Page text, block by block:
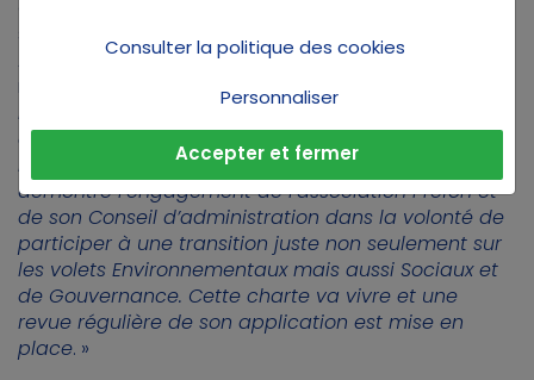
se traduit dans la durée. Comme le souligne Michel
Argiewicz, secrétaire général de l’association et
responsable de la commission ISR : «
rédaction d’une charte renouvelée s’est fait dans le
cadre d’un dialogue exigeant et constructif avec
les assureurs du PER Préfon-Retraite. Ainsi la charte
démontre l’engagement de l’association Préfon et
de son Conseil d’administration dans la volonté de
participer à une transition juste non seulement sur
les volets Environnementaux mais aussi Sociaux et
de Gouvernance. Cette charte va vivre et une
revue régulière de son application est mise en
place. »
Consulter la politique des cookies
Personnaliser
Accepter et fermer